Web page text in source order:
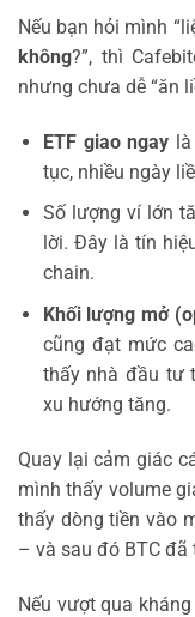
Nếu bạn hỏi mình
không?”, thì
nhưng chưa dễ “ăn
ETF giao ngay
tục, nhiều ngày
Số lượng ví lớn
lời. Đây là tín
chain.
Khối lượng mở
cũng đạt mức
thấy nhà đầu tư
xu hướng tăng.
Quay lại cảm giác
mình thấy volume
thấy dòng tiền vào
– và sau đó BTC
Nếu vượt qua